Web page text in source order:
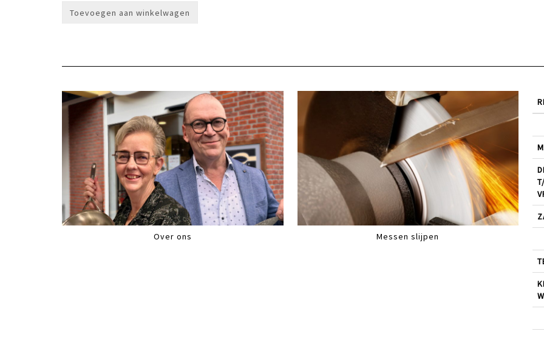
Toevoegen aan winkelwagen
Over ons Messen slijpen